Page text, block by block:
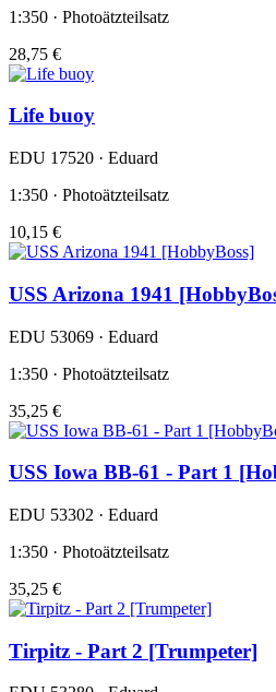
1:350 · Photoätzteilsatz
28,75 €
Life buoy
EDU 17520 · Eduard
1:350 · Photoätzteilsatz
10,15 €
USS Arizona 1941
EDU 53069 · Eduard
1:350 · Photoätzteilsatz
35,25 €
USS Iowa BB-61 - Part 1
EDU 53302 · Eduard
1:350 · Photoätzteilsatz
35,25 €
Tirpitz - Part 2 [Trumpeter]